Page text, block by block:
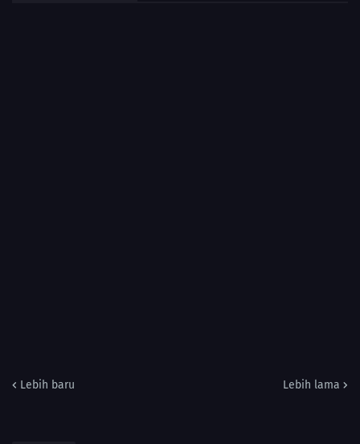
Lebih baru Lebih lama